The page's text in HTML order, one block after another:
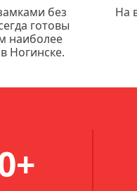
без
готовы
наиболее
Ногинске.
На